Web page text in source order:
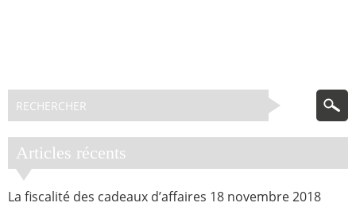
Articles récents
La fiscalité des cadeaux d’affaires 18 novembre 2018